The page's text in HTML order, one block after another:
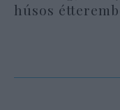
húsos